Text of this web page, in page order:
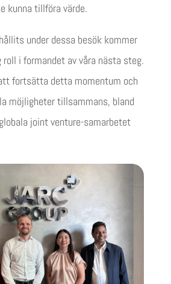
kunna tillföra värde.
under dessa besök kommer
i formandet av våra nästa steg.
fortsätta detta momentum och
möjligheter tillsammans, bland
joint venture-samarbetet